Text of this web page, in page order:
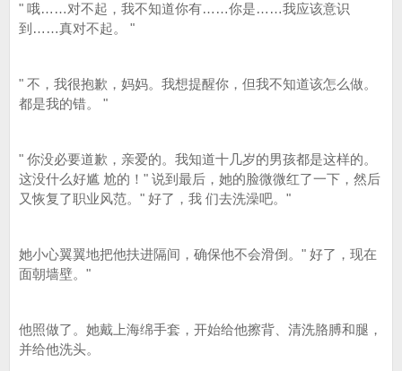
" 哦……对不起，我不知道你有……你是……我应该意识
到……真对不起。 "
" 不，我很抱歉，妈妈。我想提醒你，但我不知道该怎么做。
都是我的错。 "
" 你没必要道歉，亲爱的。我知道十几岁的男孩都是这样的。
这没什么好尴 尬的！" 说到最后，她的脸微微红了一下，然后
又恢复了职业风范。" 好了，我 们去洗澡吧。"
她小心翼翼地把他扶进隔间，确保他不会滑倒。" 好了，现在
面朝墙壁。"
他照做了。她戴上海绵手套，开始给他擦背、清洗胳膊和腿，
并给他洗头。